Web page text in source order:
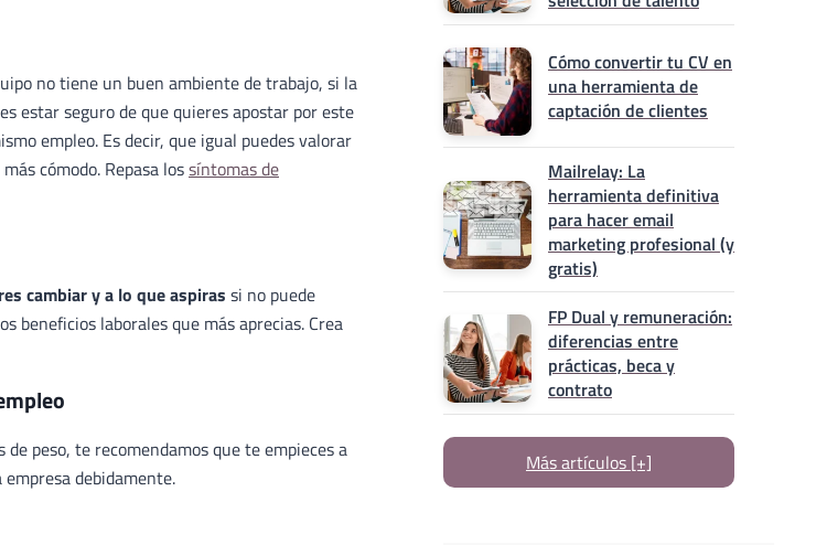
no tiene un buen ambiente de trabajo, si la
estar seguro de que quieres apostar por este
empleo. Es decir, que igual puedes valorar
cómodo. Repasa lossíntomas de
cambiar y a lo que aspiras si no puede
beneficios laborales que más aprecias. Crea
peso, te recomendamos que te empieces a
debidamente.
Cómo convertir tu CV en
una herramienta de
captación de clientes
Mailrelay: La
herramienta definitiva
para hacer email
marketing profesional (y
gratis)
FP Dual y remuneración:
diferencias entre
prácticas, beca y
contrato
Más artículos [+]